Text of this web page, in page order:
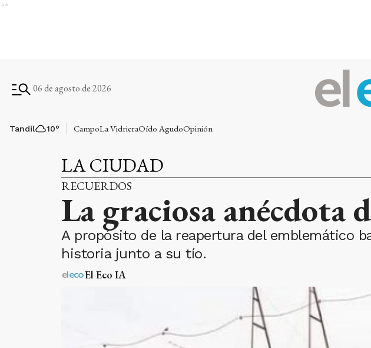
Ads
06 de agosto de 2026
Tandil 10° CampoLa VidrieraOído AgudoOpinión
LA CIUDAD
RECUERDOS
La graciosa anécdota
A propósito de la reapertura del emblemático
historia junto a su tío.
El Eco IA